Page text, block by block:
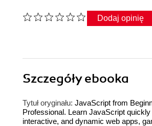
Dodaj opinię
Szczegółyebooka
Tytuł oryginału: JavaScript from
Professional. Learn JavaScript quickly
interactive, and dynamic web apps,